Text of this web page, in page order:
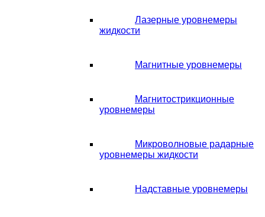
Лазерные уровнемеры
жидкости
Магнитные уровнемеры
Магнитострикционные
уровнемеры
Микроволновые радарные
уровнемеры жидкости
Надставные уровнемеры